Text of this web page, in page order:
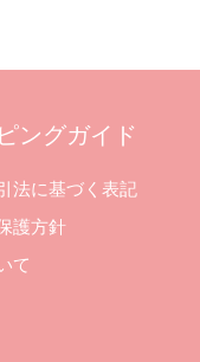
ングガイド
法に基づく表記
護方針
て